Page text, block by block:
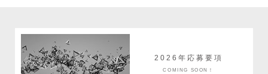
2026年応募要項
COMING SOON！